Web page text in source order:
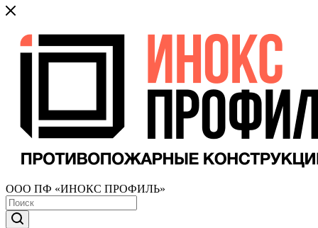
ООО ПФ «ИНОКС ПРОФИЛЬ»